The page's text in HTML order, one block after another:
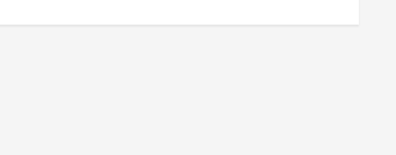
coisa